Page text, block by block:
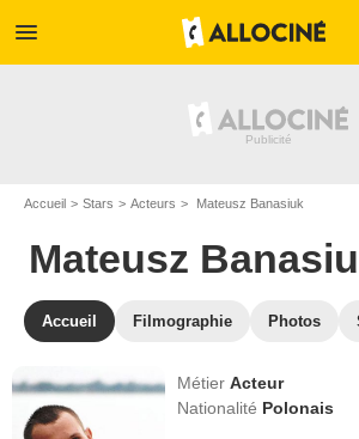
menu
Accueil Stars Acteurs Mateusz Banasiuk
Mateusz
Accueil Filmographie Photos
MétierActeur
Nationalité Polonais